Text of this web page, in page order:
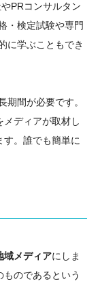
PRコンサルタン
・検定試験や専門
に学ぶこともでき
期間が必要です。
メディアが取材し
す。誰でも簡単に
域メディアにしま
のであるという